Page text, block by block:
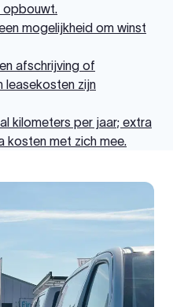
mogelijkheid om winst
afschrijving of
leasekosten zijn
kilometers per jaar; extra
kosten met zich mee.